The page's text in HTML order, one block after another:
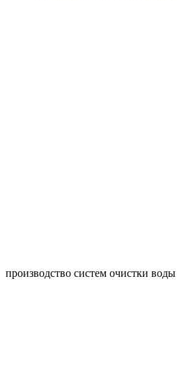
производство систем очистки